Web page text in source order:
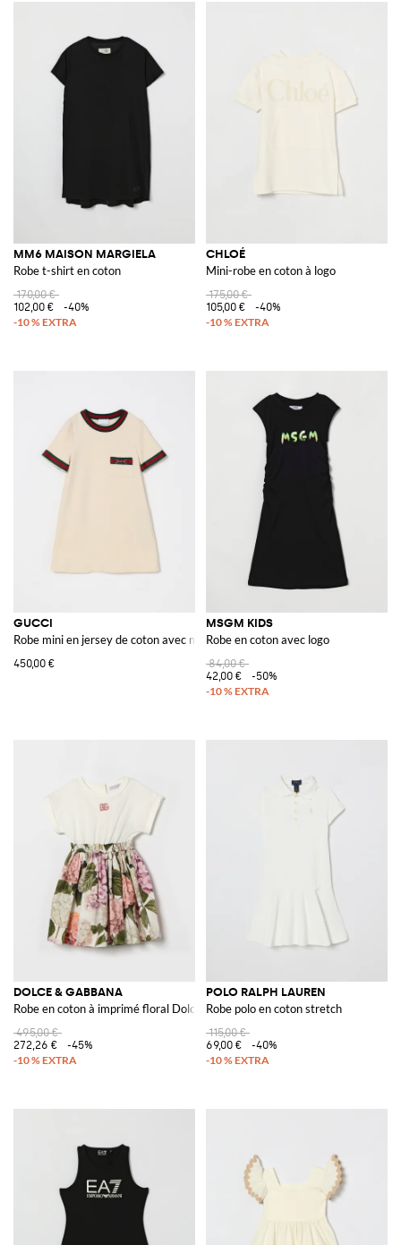
MM6 MAISON MARGIELA
Robe t-shirt en coton
170,00 €
102,00 €
-40%
CHLOÉ
Mini-robe en coton à logo
175,00 €
105,00 €
-40%
GUCCI
Robe mini en jersey de coton avec morsetto
450,00 €
MSGM KIDS
Robe en coton avec logo
84,00 €
42,00 €
-50%
DOLCE & GABBANA
Robe en coton à imprimé floral Dolce e Gabbana
495,00 €
272,26 €
-45%
POLO RALPH LAUREN
Robe polo en coton stretch
115,00 €
69,00 €
-40%